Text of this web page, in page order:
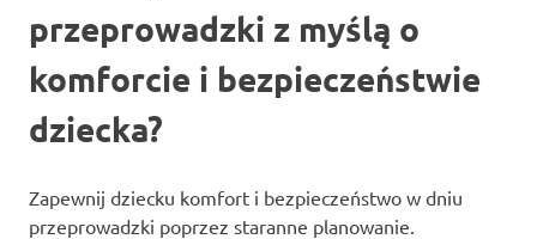
przeprowadzki z myślą o
komforcie i bezpieczeństwie
dziecka?
Zapewnij dziecku komfort i bezpieczeństwo w dniu
przeprowadzki poprzez staranne planowanie.